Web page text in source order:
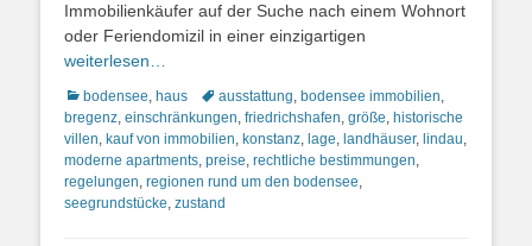
Immobilienkäufer auf der Suche nach einem Wohnort
oder Feriendomizil in einer einzigartigen
weiterlesen…
Kategorien
bodensee, haus Schlagworte
ausstattung, bodensee immobilien,
bregenz, einschränkungen, friedrichshafen, größe, historische
villen, kauf von immobilien, konstanz, lage, landhäuser, lindau,
moderne apartments, preise, rechtliche bestimmungen,
regelungen, regionen rund um den bodensee,
seegrundstücke, zustand